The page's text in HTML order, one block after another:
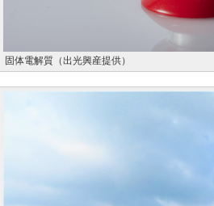
固体電解質（出光興産提供）